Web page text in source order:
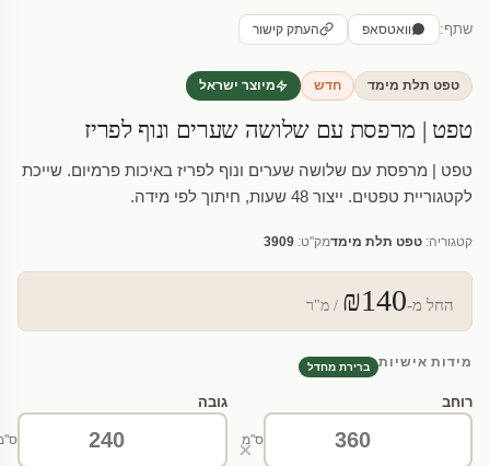
שתף: וואטסאפ העתק קישור
טפט תלת מימד חדש מיוצר ישראל
טפט | מרפסת עם שלושה שערים ונוף לפריז
טפט | מרפסת עם שלושה שערים ונוף לפריז באיכות פרמיום. שייכת
לקטגוריית טפטים. ייצור 48 שעות, חיתוך לפי מידה.
קטגוריה: טפט תלת מימדמק"ט: 3909
החל מ-₪140 / מ"ר
מידות אישיות ברירת מחדל
רוחב
ס"מ
×
גובה